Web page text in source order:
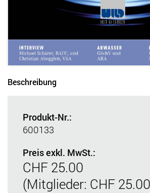
Beschreibung
Produkt-Nr.:
600133
Preis exkl. MwSt.:
CHF 25.00
(Mitglieder: CHF